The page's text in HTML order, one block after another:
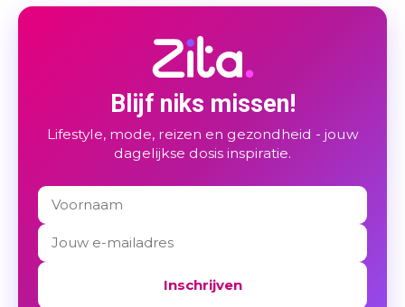
Blijf niks missen!
Lifestyle, mode, reizen en gezondheid - jouw
dagelijkse dosis inspiratie.
Inschrijven